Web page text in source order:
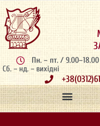
Пн. – пт. / 9.00–18.00
Сб. – нд. – вихідні